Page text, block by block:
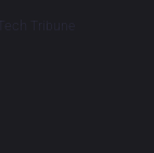
Tech Tribune